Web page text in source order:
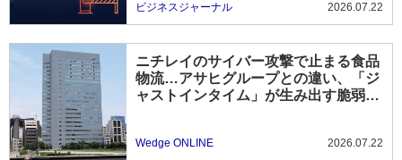
ビジネスジャーナル 2026.07.22
ニチレイのサイバー攻撃で止まる食品
物流…アサヒグループとの違い、「ジ
ャストインタイム」が生み出す脆弱
Wedge ONLINE 2026.07.22